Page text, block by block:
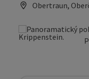
Obertraun,